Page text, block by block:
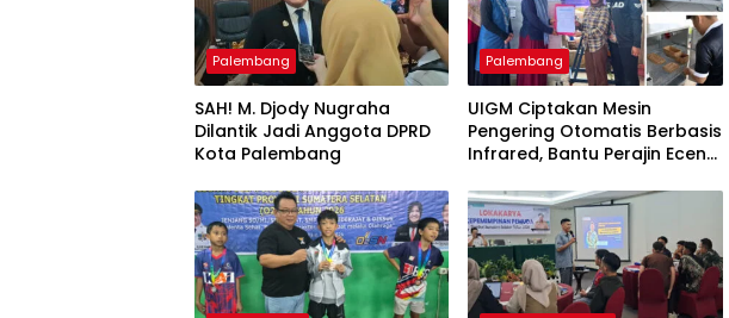
Palembang
SAH! M. Djody Nugraha
Dilantik Jadi Anggota DPRD
Kota Palembang
Palembang
UIGM Ciptakan Mesin
Pengering Otomatis Berbasis
Infrared, Bantu Perajin Eceng